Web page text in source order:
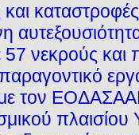
και
57 νεκρούς
τον ΕΟΔΑΣΑΑΜ
πλαισίου